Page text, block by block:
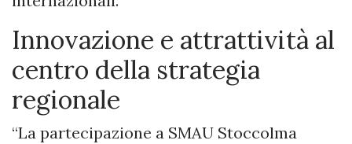
Innovazione e attrattività al
centro della strategia
regionale
“La partecipazione a SMAU Stoccolma